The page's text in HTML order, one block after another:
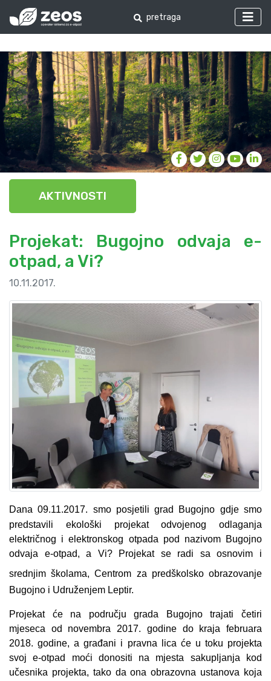
AKTIVNOSTI
Projekat: Bugojno odvaja e-
otpad, a Vi?
10.11.2017.
Dana 09.11.2017. smo posjetili grad Bugojno gdje smo
predstavili ekološki projekat odvojenog odlaganja
električnog i elektronskog otpada pod nazivom Bugojno
odvaja e-otpad, a Vi? Projekat se radi sa osnovim i
srednjim školama, Centrom za predškolsko obrazovanje
Bugojno i Udruženjem Leptir.
Projekat će na području grada Bugojno trajati četiri
mjeseca od novembra 2017. godine do kraja februara
2018. godine, a građani i pravna lica će u toku projekta
svoj e-otpad moći donositi na mjesta sakupljanja kod
učesnika projekta, tako da ona obrazovna ustanova koja